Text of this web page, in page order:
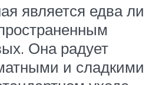
является едва ли
Она радует
и сладкими